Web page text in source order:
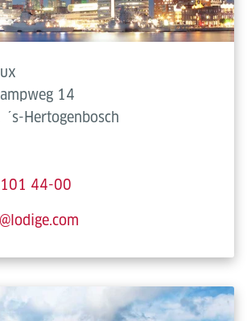
14
´s-Hertogenbosch
44-00